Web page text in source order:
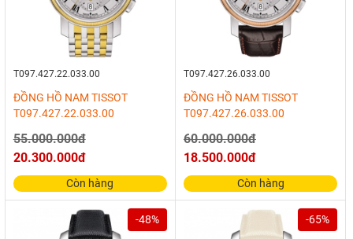
T097.427.22.033.00
ĐỒNG HỒ NAM TISSOT
T097.427.22.033.00
55.000.000đ
20.300.000đ
Còn hàng
T097.427.26.033.00
ĐỒNG HỒ NAM TISSOT
T097.427.26.033.00
60.000.000đ
18.500.000đ
Còn hàng
-48% -65%